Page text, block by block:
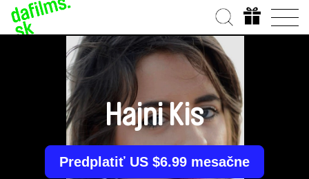
Hajni Kis
Predplatiť US $6.99 mesačne